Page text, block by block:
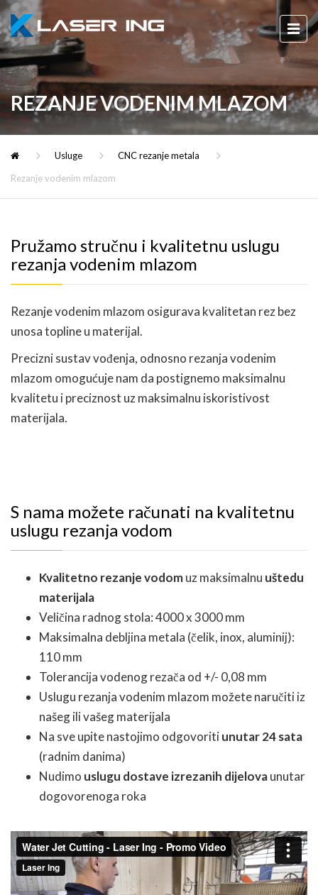
REZANJE VODENIM MLAZOM
Usluge
CNC rezanje metala
Rezanje vodenim mlazom
Pružamo stručnu i kvalitetnu uslugu
rezanja vodenim mlazom
Rezanje vodenim mlazom osigurava kvalitetan rez bez
unosa topline u materijal.
Precizni sustav vođenja, odnosno rezanja vodenim
mlazom omogućuje nam da postignemo maksimalnu
kvalitetu i preciznost uz maksimalnu iskoristivost
materijala.
S nama možete računati na kvalitetnu
uslugu rezanja vodom
Kvalitetno rezanje vodomuz maksimalnu uštedu
materijala
Veličina radnog stola: 4000 x 3000 mm
Maksimalna debljina metala (čelik, inox, aluminij):
110 mm
Tolerancija vodenog rezača od +/- 0,08 mm
Uslugu rezanja vodenim mlazom možete naručiti iz
našeg ili vašeg materijala
Na sve upite nastojimo odgovoritiunutar 24 sata
(radnim danima)
Nudimo uslugu dostave izrezanih dijelovaunutar
dogovorenoga roka